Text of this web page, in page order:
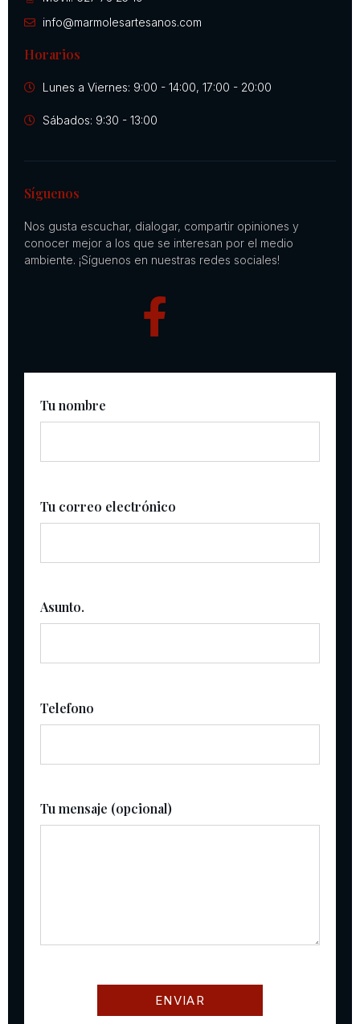
info@marmolesartesanos.com
Horarios
Lunes a Viernes: 9:00 - 14:00, 17:00 - 20:00
Sábados: 9:30 - 13:00
Síguenos
Nos gusta escuchar, dialogar, compartir opiniones y
conocer mejor a los que se interesan por el medio
ambiente. ¡Síguenos en nuestras redes sociales!
Tu nombre
Tu correo electrónico
Asunto.
Telefono
Tu mensaje (opcional)